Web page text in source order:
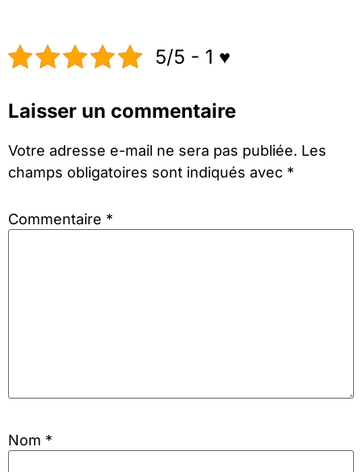
5/5 - 1 ♥️
Laisser un commentaire
Votre adresse e-mail ne sera pas publiée. Les
champs obligatoires sont indiqués avec *
Commentaire *
Nom *